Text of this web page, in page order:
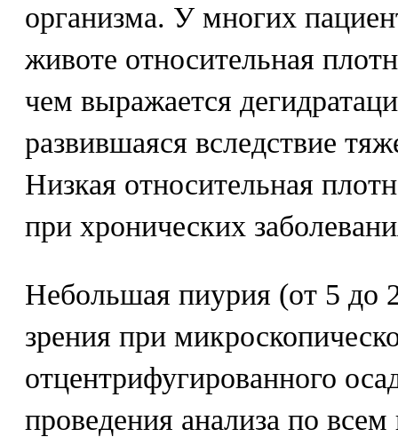
организма. У многих
животе относительная
чем выражается
развившаяся вследствие
Низкая относительная
при хронических
Небольшая пиурия (от 5 до
зрения при
отцентрифугированного
проведения анализа по